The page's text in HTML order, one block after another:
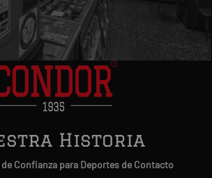
Historia
Confianza para Deportes de Contacto